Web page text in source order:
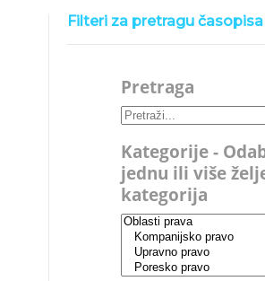
Filteri za pretragu časopisa
Pretraga
Kategorije -
jednu ili više
kategorija